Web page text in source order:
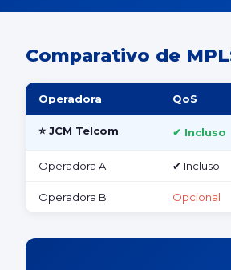
Comparativo de
Operadora QoS
⭐ JCM Telcom ✔ Incluso
Operadora A ✔ Incluso
Operadora B Opcional